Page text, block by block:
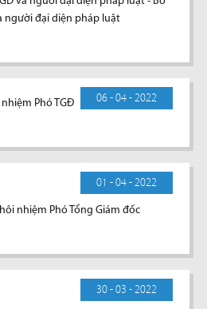
người đại diện pháp luật
06 - 04 - 2022
nhiệm Phó TGĐ
01 - 04 - 2022
nhiệm Phó Tổng Giám đốc
30 - 03 - 2022